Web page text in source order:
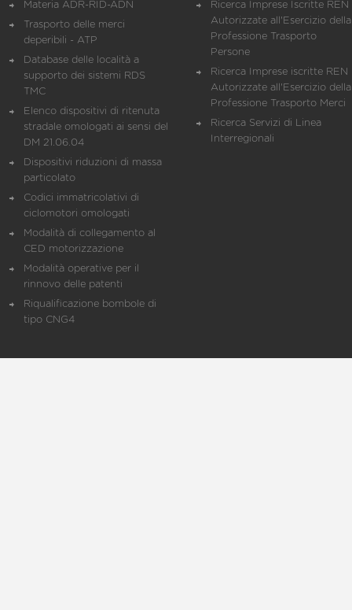
Materia ADR-RID-ADN
Trasporto delle merci
deperibili - ATP
Database delle località a
supporto dei sistemi RDS
TMC
Elenco dispositivi di ritenuta
stradale omologati ai sensi del
DM 21.06.04
Dispositivi riduzioni di massa
particolato
Codici immatricolativi di
ciclomotori omologati
Modalità di collegamento al
CED motorizzazione
Modalità operative per il
rinnovo delle patenti
Riqualificazione bombole di
tipo CNG4
Ricerca Imprese Iscritte REN
Autorizzate all'Esercizio della
Professione Trasporto
Persone
Ricerca Imprese iscritte REN
Autorizzate all'Esercizio della
Professione Trasporto Merci
Ricerca Servizi di Linea
Interregionali